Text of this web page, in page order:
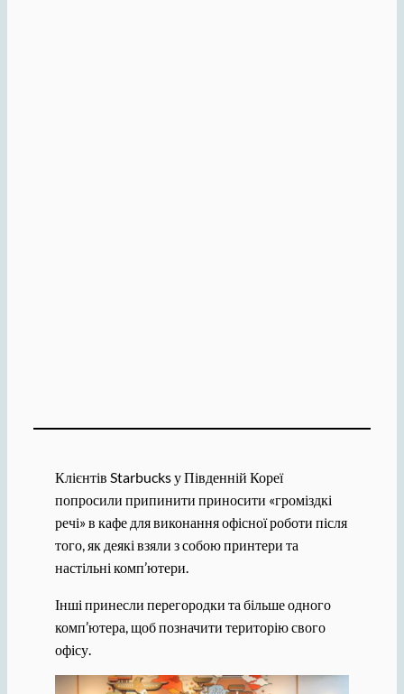
Клієнтів Starbucks у Південній Кореї
попросили припинити приносити «громіздкі
речі» в кафе для виконання офісної роботи після
того, як деякі взяли з собою принтери та
настільні комп’ютери.
Інші принесли перегородки та більше одного
комп’ютера, щоб позначити територію свого
офісу.